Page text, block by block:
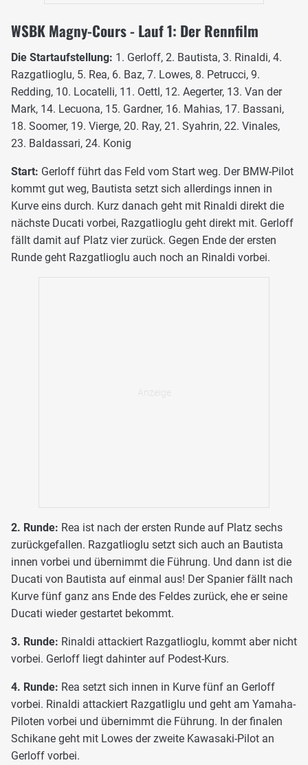
WSBK Magny-Cours - Lauf 1: Der Rennfilm
Die Startaufstellung: 1. Gerloff, 2. Bautista, 3. Rinaldi, 4.
Razgatlioglu, 5. Rea, 6. Baz, 7. Lowes, 8. Petrucci, 9.
Redding, 10. Locatelli, 11. Oettl, 12. Aegerter, 13. Van der
Mark, 14. Lecuona, 15. Gardner, 16. Mahias, 17. Bassani,
18. Soomer, 19. Vierge, 20. Ray, 21. Syahrin, 22. Vinales,
23. Baldassari, 24. Konig
Start: Gerloff führt das Feld vom Start weg. Der BMW-Pilot
kommt gut weg, Bautista setzt sich allerdings innen in
Kurve eins durch. Kurz danach geht mit Rinaldi direkt die
nächste Ducati vorbei, Razgatlioglu geht direkt mit. Gerloff
fällt damit auf Platz vier zurück. Gegen Ende der ersten
Runde geht Razgatlioglu auch noch an Rinaldi vorbei.
2. Runde: Rea ist nach der ersten Runde auf Platz sechs
zurückgefallen. Razgatlioglu setzt sich auch an Bautista
innen vorbei und übernimmt die Führung. Und dann ist die
Ducati von Bautista auf einmal aus! Der Spanier fällt nach
Kurve fünf ganz ans Ende des Feldes zurück, ehe er seine
Ducati wieder gestartet bekommt.
3. Runde: Rinaldi attackiert Razgatlioglu, kommt aber nicht
vorbei. Gerloff liegt dahinter auf Podest-Kurs.
4. Runde: Rea setzt sich innen in Kurve fünf an Gerloff
vorbei. Rinaldi attackiert Razgatliglu und geht am Yamaha-
Piloten vorbei und übernimmt die Führung. In der finalen
Schikane geht mit Lowes der zweite Kawasaki-Pilot an
Gerloff vorbei.